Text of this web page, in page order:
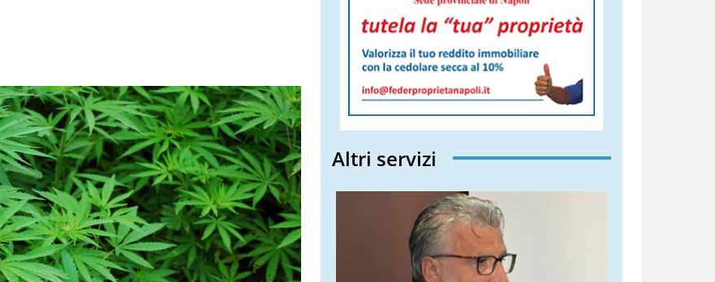
Altri servizi